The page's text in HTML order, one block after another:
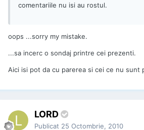
comentariile nu isi au rostul.
oops ...sorry my mistake.
...sa incerc o sondaj printre cei prezenti.
Aici isi pot da cu parerea si cei ce nu sunt
LORD
Publicat 25 Octombrie, 2010